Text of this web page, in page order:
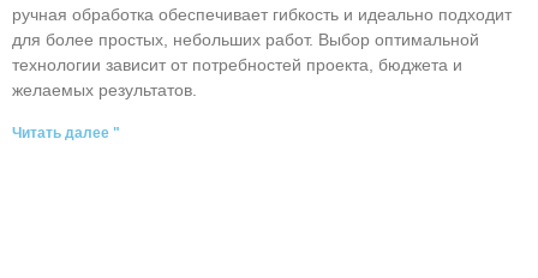
ручная обработка обеспечивает гибкость и идеально подходит
для более простых, небольших работ. Выбор оптимальной
технологии зависит от потребностей проекта, бюджета и
желаемых результатов.
Читать далее "